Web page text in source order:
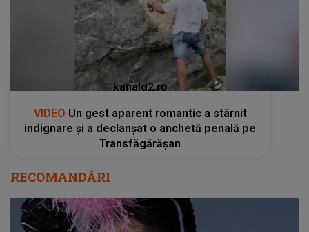
kanald2.ro
VIDEO Un gest aparent romantic a stârnit
indignare și a declanșat o anchetă penală pe
Transfăgărășan
RECOMANDĂRI